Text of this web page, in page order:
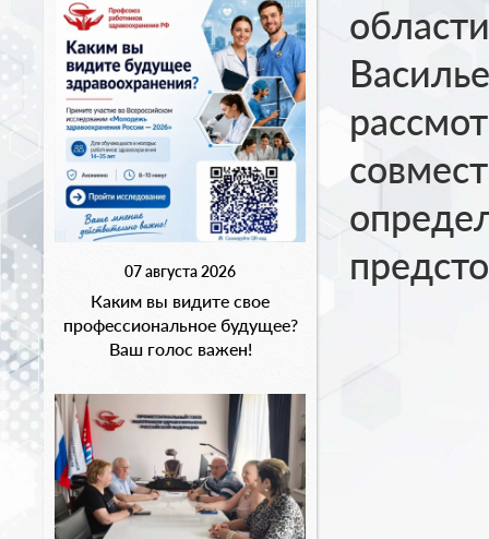
07 августа 2026
Каким вы видите свое
профессиональное будущее?
Ваш голос важен!